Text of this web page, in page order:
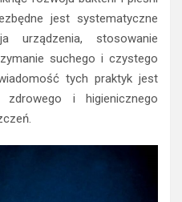
jest systematyczne
urządzenia, stosowanie
suchego i czystego
tych praktyk jest
zdrowego i higienicznego